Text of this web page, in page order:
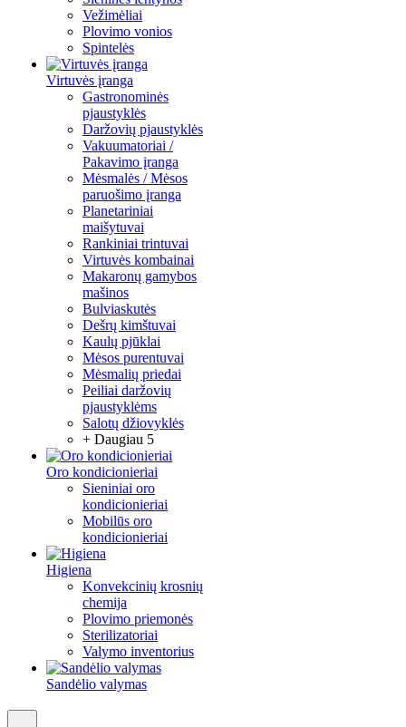
Vežimėliai
Plovimo vonios
Spintelės
Virtuvės įranga
Gastronominės
pjaustyklės
Daržovių pjaustyklės
Vakuumatoriai /
Pakavimo įranga
Mėsmalės / Mėsos
paruošimo įranga
Planetariniai
maišytuvai
Rankiniai trintuvai
Virtuvės kombainai
Makaronų gamybos
mašinos
Bulviaskutės
Dešrų kimštuvai
Kaulų pjūklai
Mėsos purentuvai
Mėsmalių priedai
Peiliai daržovių
pjaustyklėms
Salotų džiovyklės
+ Daugiau 5
Oro kondicionieriai
Sieniniai oro
kondicionieriai
Mobilūs oro
kondicionieriai
Higiena
Konvekcinių krosnių
chemija
Plovimo priemonės
Sterilizatoriai
Valymo inventorius
Sandėlio valymas